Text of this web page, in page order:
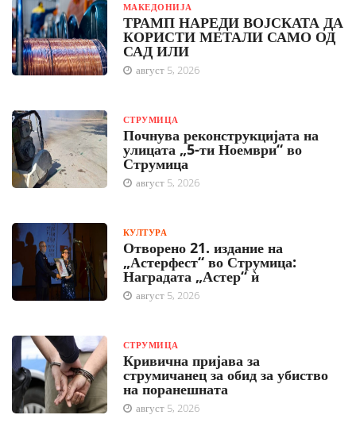
МАКЕДОНИЈА
ТРАМП НАРЕДИ ВОЈСКАТА ДА
КОРИСТИ МЕТАЛИ САМО ОД
САД ИЛИ
август 5, 2026
СТРУМИЦА
Почнува реконструкцијата на
улицата „5-ти Ноември“ во
Струмица
август 5, 2026
КУЛТУРА
Отворено 21. издание на
„Астерфест“ во Струмица:
Наградата „Астер“ ѝ
август 5, 2026
СТРУМИЦА
Кривична пријава за
струмичанец за обид за убиство
на поранешната
август 5, 2026